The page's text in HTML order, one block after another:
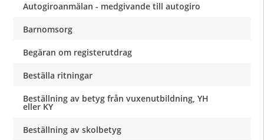
Autogiroanmälan - medgivande till autogiro
Barnomsorg
Begäran om registerutdrag
Beställa ritningar
Beställning av betyg från vuxenutbildning, YH
eller KY
Beställning av skolbetyg